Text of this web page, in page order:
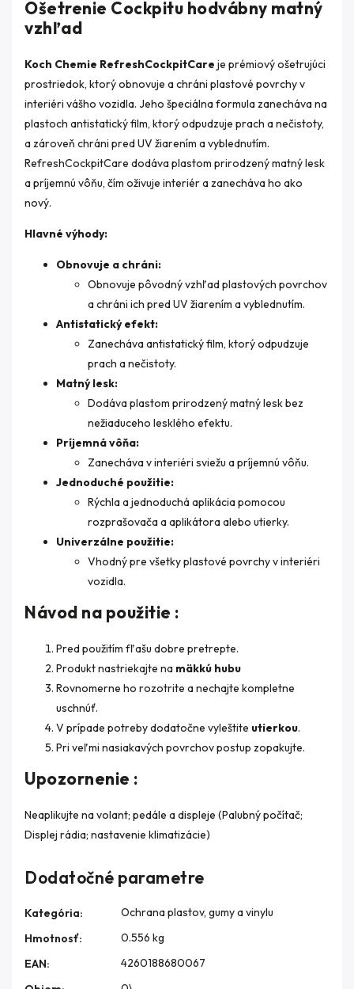
Ošetrenie Cockpitu hodvábny matný
vzhľad
Koch Chemie RefreshCockpitCare je prémiový ošetrujúci
prostriedok, ktorý obnovuje a chráni plastové povrchy v
interiéri vášho vozidla. Jeho špeciálna formula zanecháva na
plastoch antistatický film, ktorý odpudzuje prach a nečistoty,
a zároveň chráni pred UV žiarením a vyblednutím.
RefreshCockpitCare dodáva plastom prirodzený matný lesk
a príjemnú vôňu, čím oživuje interiér a zanecháva ho ako
nový.
Hlavné výhody:
Obnovuje a chráni:
Obnovuje pôvodný vzhľad plastových povrchov
a chráni ich pred UV žiarením a vyblednutím.
Antistatický efekt:
Zanecháva antistatický film, ktorý odpudzuje
prach a nečistoty.
Matný lesk:
Dodáva plastom prirodzený matný lesk bez
nežiaduceho lesklého efektu.
Príjemná vôňa:
Zanecháva v interiéri sviežu a príjemnú vôňu.
Jednoduché použitie:
Rýchla a jednoduchá aplikácia pomocou
rozprašovača a aplikátora alebo utierky.
Univerzálne použitie:
Vhodný pre všetky plastové povrchy v interiéri
vozidla.
Návod na použitie :
Pred použitím fľašu dobre pretrepte.
Produkt nastriekajte na mäkkú hubu
Rovnomerne ho rozotrite a nechajte kompletne
uschnúť.
V prípade potreby dodatočne vyleštite utierkou.
Pri veľmi nasiakavých povrchov postup zopakujte.
Upozornenie :
Neaplikujte na volant; pedále a displeje (Palubný počítač;
Displej rádia; nastavenie klimatizácie)
Dodatočné parametre
Kategória:
Ochrana plastov, gumy a vinylu
Hmotnosť:
0.556 kg
EAN:
4260188680067